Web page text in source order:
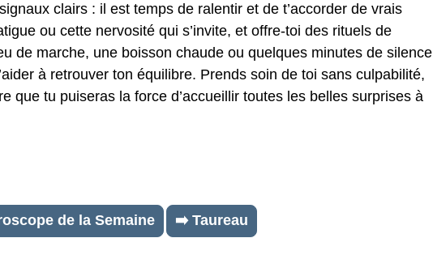
clairs : il est temps de ralentir et de t’accorder de vrais
ou cette nervosité qui s’invite, et offre-toi des rituels de
de marche, une boisson chaude ou quelques minutes de silence
à retrouver ton équilibre. Prends soin de toi sans culpabilité,
que tu puiseras la force d’accueillir toutes les belles surprises à
de la Semaine ➡️ Taureau